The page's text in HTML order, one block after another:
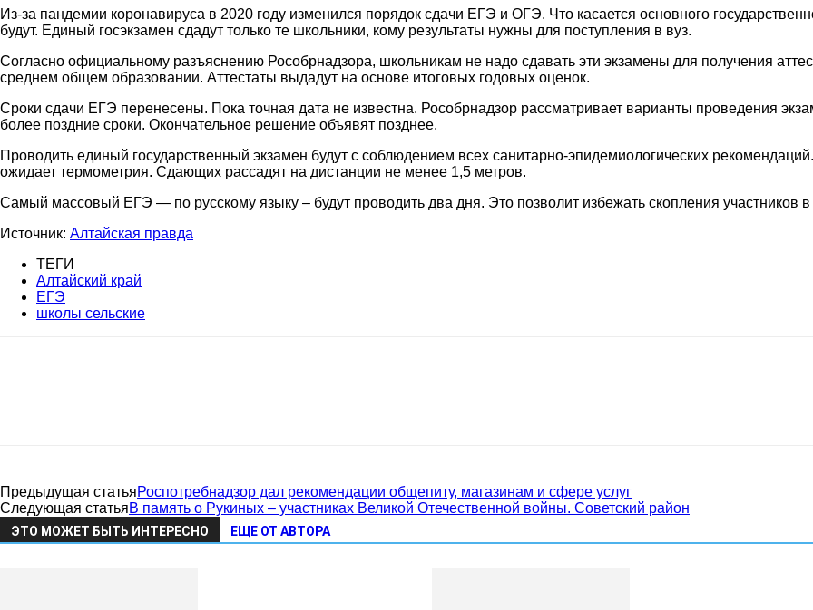
«Районные
вести»
Советский
Алтайского
Из-за пандемии коронавируса в 2020 году изменился порядок сдачи ЕГЭ и ОГЭ. Что касается основного
будут. Единый госэкзамен сдадут только те школьники, кому результаты нужны для поступления в вуз.
Согласно официальному разъяснению Рособрнадзора, школьникам не надо сдавать эти экзамены для получения
среднем общем образовании. Аттестаты выдадут на основе итоговых годовых оценок.
Сроки сдачи ЕГЭ перенесены. Пока точная дата не известна. Рособрнадзор рассматривает варианты проведения
более поздние сроки. Окончательное решение объявят позднее.
Проводить единый государственный экзамен будут с соблюдением всех санитарно-эпидемиологических
ожидает термометрия. Сдающих рассадят на дистанции не менее 1,5 метров.
Самый массовый ЕГЭ — по русскому языку – будут проводить два дня. Это позволит избежать скопления участников в
Источник: Алтайская правда
ТЕГИ
Алтайский край
ЕГЭ
школы сельские
Предыдущая статьяРоспотребнадзор дал рекомендации общепиту, магазинам и сфере услуг
Следующая статьяВ память о Рукиных – участниках Великой Отечественной войны. Советский район
ЭТО МОЖЕТ БЫТЬ ИНТЕРЕСНО ЕЩЕ ОТ АВТОРА